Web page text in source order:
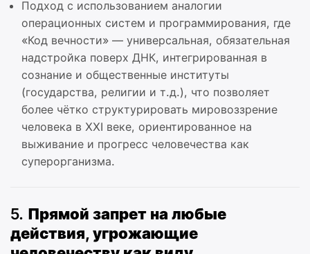
Подход с использованием аналогии
операционных систем и программирования, где
«Код вечности» — универсальная, обязательная
надстройка поверх ДНК, интегрированная в
сознание и общественные институты
(государства, религии и т.д.), что позволяет
более чётко структурировать мировоззрение
человека в XXI веке, ориентированное на
выживание и прогресс человечества как
суперорганизма.
5. Прямой запрет на любые
действия, угрожающие